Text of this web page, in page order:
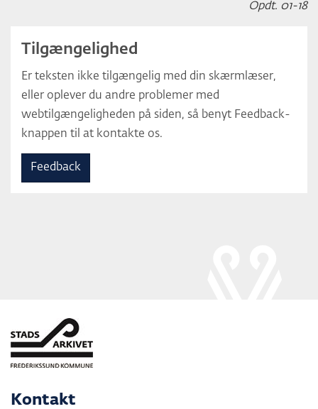
Opdt. 01-18
Tilgængelighed
Er teksten ikke tilgængelig med din skærmlæser,
eller oplever du andre problemer med
webtilgængeligheden på siden, så benyt Feedback-
knappen til at kontakte os.
Feedback
Kontakt